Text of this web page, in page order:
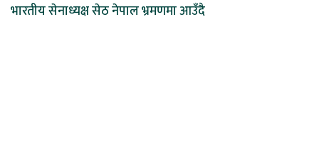
भारतीय सेनाध्यक्ष सेठ नेपाल भ्रमणमा आउँदै